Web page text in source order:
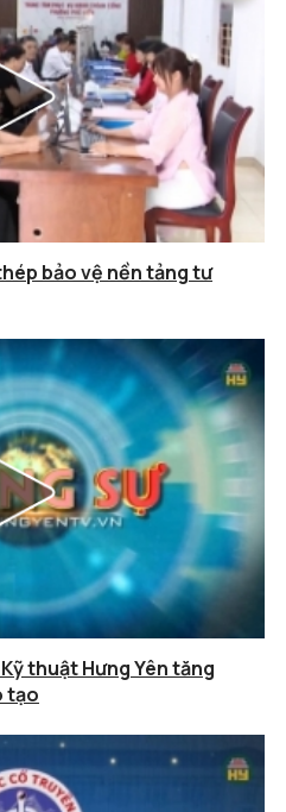
bảo vệ nền tảng tư
thuật Hưng Yên tăng
tạo